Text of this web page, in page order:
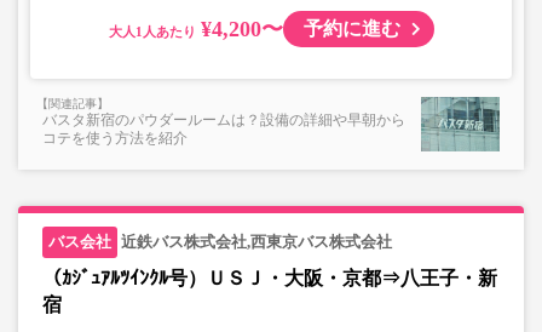
大人 ¥4,200〜 予約に進む
バスタ新宿のパウダールームは？設備の詳細や早朝から
コテを使う方法を紹介
近鉄バス株式会社,西東京バス株式会社
（ｶｼﾞｭｱﾙﾂｲﾝｸﾙ号）ＵＳＪ・大阪・京都⇒八王子・新
宿